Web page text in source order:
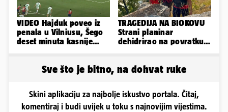
VIDEO Hajduk poveo iz
penala u Vilniusu, Šego
deset minuta kasnije
TRAGEDIJA NA BIOKOVU
Strani planinar
dehidrirao na povratku s
Sve što je bitno, na dohvat ruke
Skini aplikaciju za najbolje iskustvo portala. Čitaj,
komentiraj i budi uvijek u toku s najnovijim vijestima.